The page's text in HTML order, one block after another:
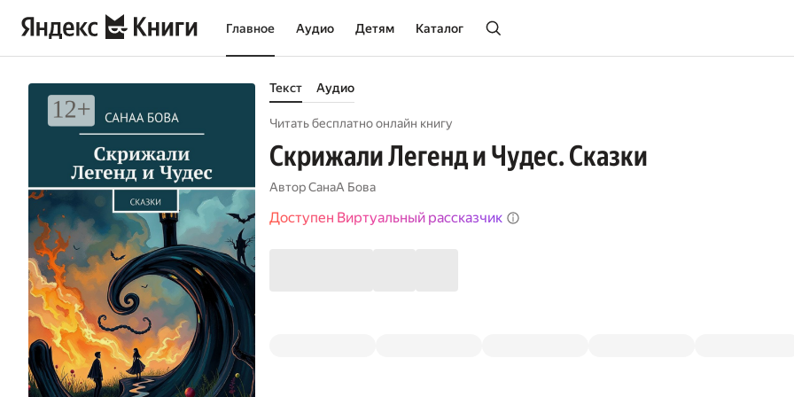
Главное Аудио Детям Каталог
Текст Аудио
Читать бесплатно онлайн книгу
Скрижали Легенд и Чудес. Сказки
АвторСанаА Бова
Доступен Виртуальный рассказчик